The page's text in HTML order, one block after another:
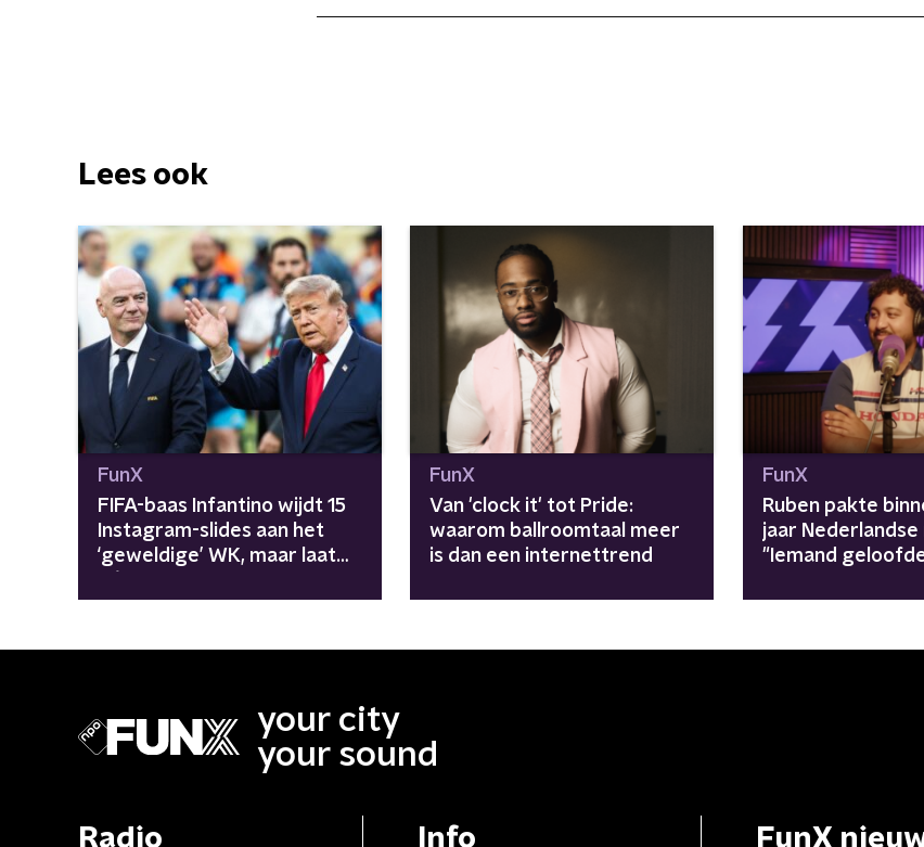
Lees ook
FunX
FIFA-baas Infantino wijdt 15
Instagram-slides aan het
‘geweldige’ WK, maar laat
beeld
FunX
Van 'clock it' tot Pride:
waarom ballroomtaal meer
is dan een internettrend
FunX
Ruben pakte
jaar
"Iemand
your city
your sound
Radio Info FunX